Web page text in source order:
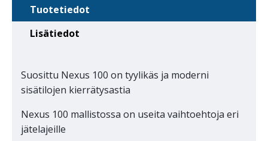
Tuotetiedot
Lisätiedot
Suosittu Nexus 100 on tyylikäs ja moderni
sisätilojen kierrätysastia
Nexus 100 mallistossa on useita vaihtoehtoja eri
jätelajeille